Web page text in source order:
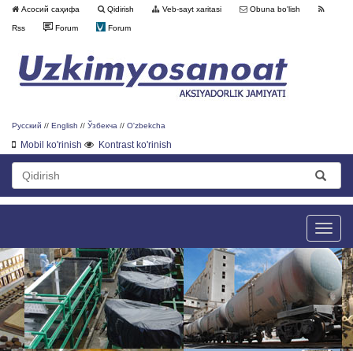
Асосий саҳифа Qidirish Veb-sayt xaritasi Obuna bo'lish
Rss Forum Forum
Русский // English // Ўзбекча // O'zbekcha
Mobil ko'rinish Kontrast ko'rinish
Toggle